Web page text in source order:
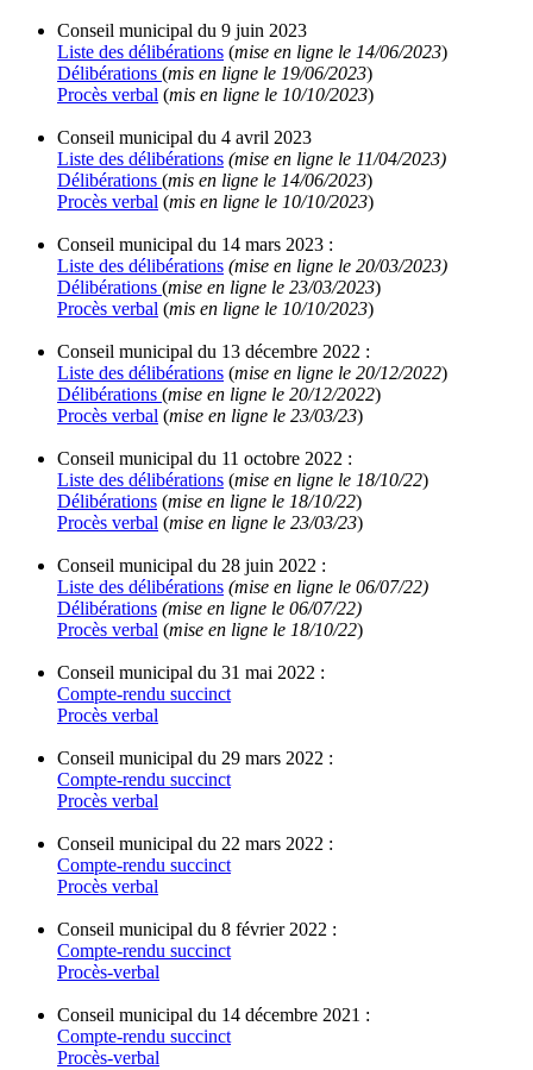
Conseil municipal du 9 juin 2023
Liste des délibérations (mise en ligne le 14/06/2023)
Délibérations (mis en ligne le 19/06/2023)
Procès verbal (mis en ligne le 10/10/2023)
Conseil municipal du 4 avril 2023
Liste des délibérations (mise en ligne le 11/04/2023)
Délibérations (mis en ligne le 14/06/2023)
Procès verbal (mis en ligne le 10/10/2023)
Conseil municipal du 14 mars 2023 :
Liste des délibérations (mise en ligne le 20/03/2023)
Délibérations (mise en ligne le 23/03/2023)
Procès verbal (mis en ligne le 10/10/2023)
Conseil municipal du 13 décembre 2022 :
Liste des délibérations (mise en ligne le 20/12/2022)
Délibérations (mise en ligne le 20/12/2022)
Procès verbal (mise en ligne le 23/03/23)
Conseil municipal du 11 octobre 2022 :
Liste des délibérations (mise en ligne le 18/10/22)
Délibérations (mise en ligne le 18/10/22)
Procès verbal (mise en ligne le 23/03/23)
Conseil municipal du 28 juin 2022 :
Liste des délibérations (mise en ligne le 06/07/22)
Délibérations (mise en ligne le 06/07/22)
Procès verbal (mise en ligne le 18/10/22)
Conseil municipal du 31 mai 2022 :
Compte-rendu succinct
Procès verbal
Conseil municipal du 29 mars 2022 :
Compte-rendu succinct
Procès verbal
Conseil municipal du 22 mars 2022 :
Compte-rendu succinct
Procès verbal
Conseil municipal du 8 février 2022 :
Compte-rendu succinct
Procès-verbal
Conseil municipal du 14 décembre 2021 :
Compte-rendu succinct
Procès-verbal